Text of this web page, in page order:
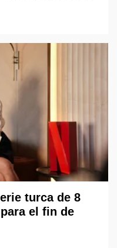
turca de 8
el fin de